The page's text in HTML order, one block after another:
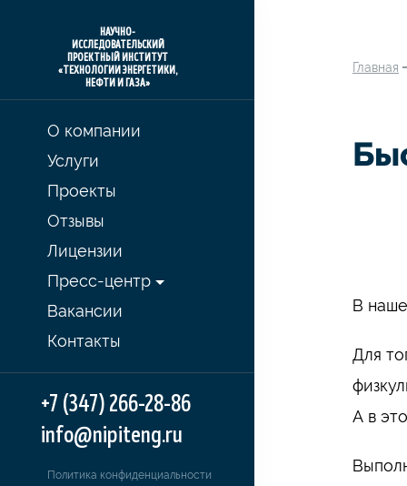
НАУЧНО-
ИССЛЕДОВАТЕЛЬСКИЙ
ПРОЕКТНЫЙ ИНСТИТУТ
«ТЕХНОЛОГИИ ЭНЕРГЕТИКИ,
НЕФТИ И ГАЗА»
О компании
Услуги
Проекты
Отзывы
Лицензии
Пресс-центр
Вакансии
Контакты
+7 (347) 266-28-86
info@nipiteng.ru
Политика конфиденциальности
Главная
В
Для
А в